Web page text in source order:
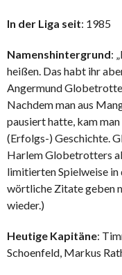
In der Liga seit: 1985
Namenshintergrund:
heißen. Das habt ihr
Angermund
Nachdem man aus
pausiert hatte, kam
(Erfolgs-) Geschichte.
Harlem Globetrotters
limitierten Spielweise in
wörtliche Zitate geben
wieder.)
Heutige Kapitäne:
Schoenfeld, Markus